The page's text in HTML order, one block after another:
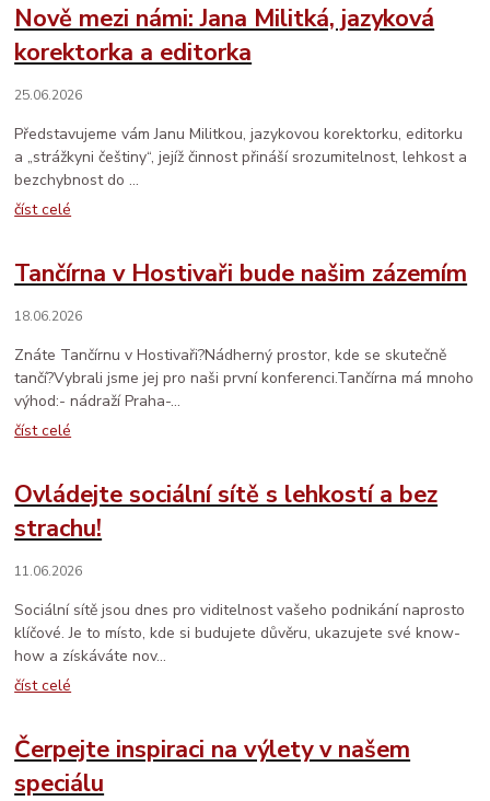
Nově mezi námi: Jana Militká, jazyková
korektorka a editorka
25.06.2026
Představujeme vám Janu Militkou, jazykovou korektorku, editorku
a „strážkyni češtiny“, jejíž činnost přináší srozumitelnost, lehkost a
bezchybnost do ...
číst celé
Tančírna v Hostivaři bude našim zázemím
18.06.2026
Znáte Tančírnu v Hostivaři?Nádherný prostor, kde se skutečně
tančí?Vybrali jsme jej pro naši první konferenci.Tančírna má mnoho
výhod:- nádraží Praha-...
číst celé
Ovládejte sociální sítě s lehkostí a bez
strachu!
11.06.2026
Sociální sítě jsou dnes pro viditelnost vašeho podnikání naprosto
klíčové. Je to místo, kde si budujete důvěru, ukazujete své know-
how a získáváte nov...
číst celé
Čerpejte inspiraci na výlety v našem
speciálu